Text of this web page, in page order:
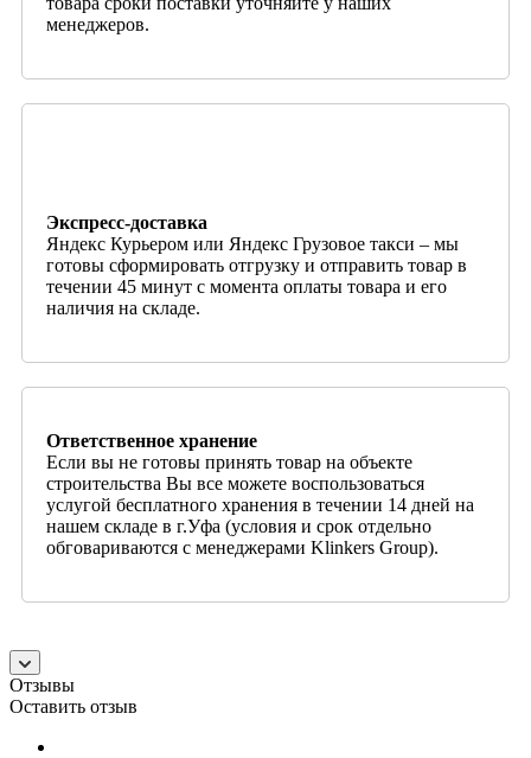
менеджеров.
Экспресс-доставка
Яндекс Курьером или Яндекс Грузовое такси – мы
готовы сформировать отгрузку и отправить товар в
течении 45 минут с момента оплаты товара и его
наличия на складе.
Ответственное хранение
Если вы не готовы принять товар на объекте
строительства Вы все можете воспользоваться
услугой бесплатного хранения в течении 14 дней на
нашем складе в г.Уфа (условия и срок отдельно
обговариваются с менеджерами Klinkers Group).
Отзывы
Оставить отзыв